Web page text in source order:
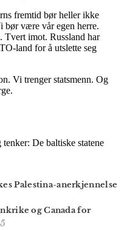
Palestina-anerkjennelse
og Canada for